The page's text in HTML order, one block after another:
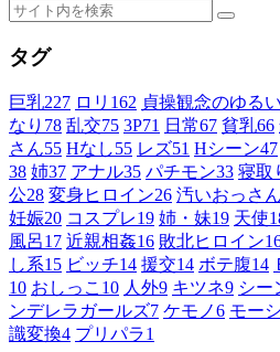
タグ
巨乳227 ロリ 162 貞操観念のゆる
なり 78 乱交75 3P71 日常67 貧乳66
さん55 Hなし55 レズ51 Hシーン47
38 姉37 アナル35 パチモン33 寝取
公28 変身ヒロイン26 汚いおっさん
妊娠20 コスプレ19 姉・妹19 天使
風呂17 近親相姦16 敗北ヒロイン
し系15 ビッチ14 援交14 ボテ腹14
10 おしっこ 10 人外9 キツネ9 シー
ンデレラガールズ7 ケモノ6 モー
識変換4 プリパラ1